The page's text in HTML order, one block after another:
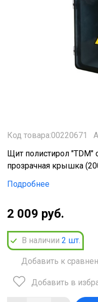
Код товара:00220671
Щит полистирол
прозрачная крышка
Подробнее
2 009 руб.
В наличии 2 шт.
Добавить к
Добавить в